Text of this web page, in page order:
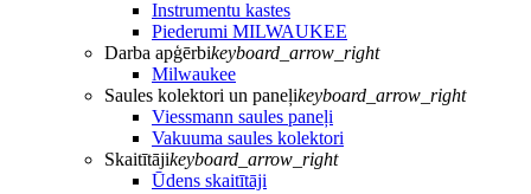
Instrumentu kastes
Piederumi MILWAUKEE
Darba apģērbikeyboard_arrow_right
Milwaukee
Saules kolektori un paneļikeyboard_arrow_right
Viessmann saules paneļi
Vakuuma saules kolektori
Skaitītājikeyboard_arrow_right
Ūdens skaitītāji